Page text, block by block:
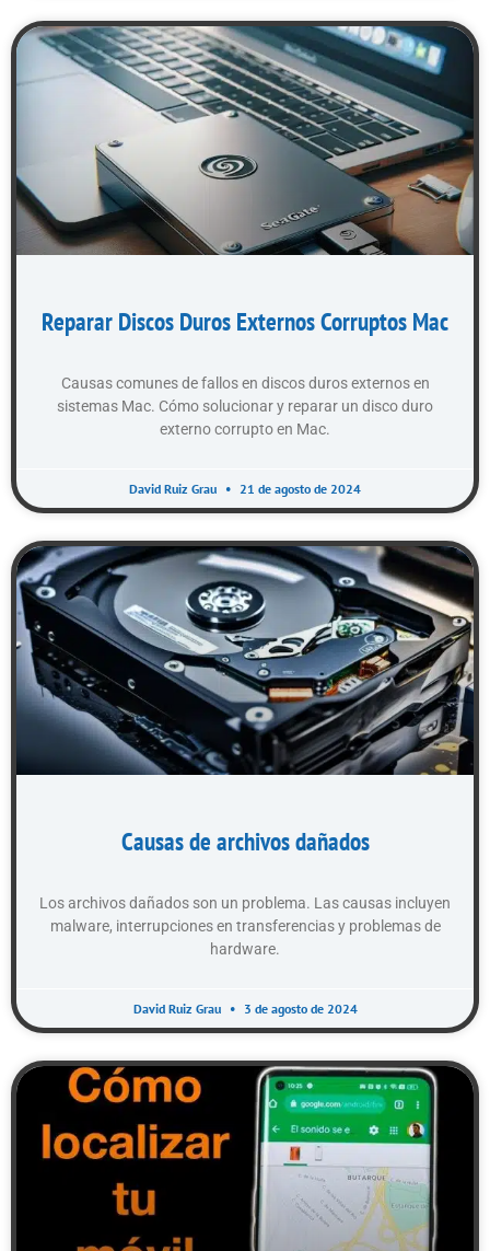
Reparar Discos Duros Externos Corruptos Mac
Causas comunes de fallos en discos duros externos en
sistemas Mac. Cómo solucionar y reparar un disco duro
externo corrupto en Mac.
David Ruiz Grau 21 de agosto de 2024
Causas de archivos dañados
Los archivos dañados son un problema. Las causas incluyen
malware, interrupciones en transferencias y problemas de
hardware.
David Ruiz Grau 3 de agosto de 2024